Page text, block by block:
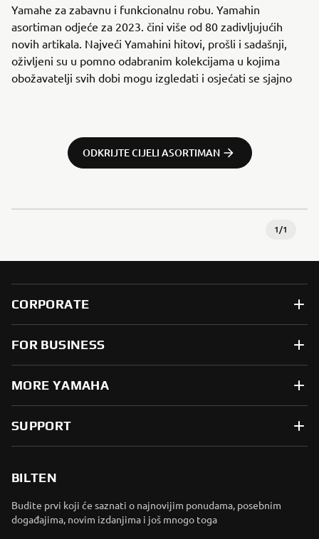
Yamahe za zabavnu i funkcionalnu robu. Yamahin
asortiman odjeće za 2023. čini više od 80 zadivljujućih
novih artikala. Najveći Yamahini hitovi, prošli i sadašnji,
oživljeni su u pomno odabranim kolekcijama u kojima
obožavatelji svih dobi mogu izgledati i osjećati se sjajno
ODKRIJTE CIJELI ASORTIMAN
1/1
CORPORATE
FOR BUSINESS
MORE YAMAHA
SUPPORT
BILTEN
Budite prvi koji će saznati o najnovijim ponudama, posebnim
događajima, novim izdanjima i još mnogo toga